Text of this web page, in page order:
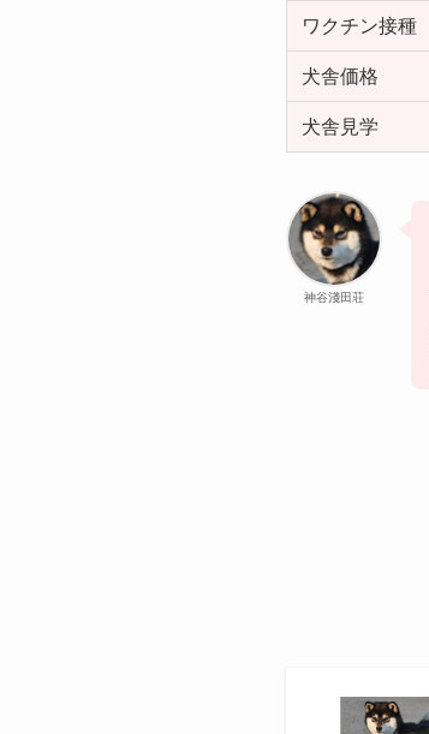
ワクチン接種
犬舎価格
犬舎見学
神谷淺田荘